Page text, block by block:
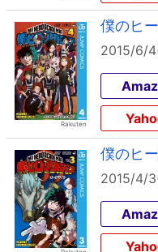
僕のヒ
2015/6/
僕のヒ
2015/4/